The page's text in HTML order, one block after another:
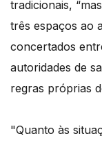
tradicionais,
três espaços ao
concertados
autoridades de
regras próprias
"Quanto às